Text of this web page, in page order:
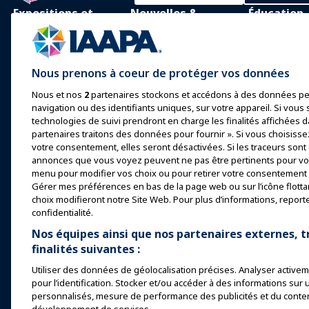
Expositions et
Événements
IAAPA Expo
Expo Europe
Expo Asie
Expo Moyen-Orient
Événements à venir
Parler lors d'une
exposition ou d'un
événement
un événement
Organiser un événement
Nouvelles &
Funworld
Fonctionnalités
Faites de la publicité avec
IAAPA
Numéros précédents
Écrire pour Funworld
Éducation
personne
Corps de
commun
Certification
Fondation
Explore
Nous prenons à coeur de protéger vos données
Nous et nos 2partenaires stockons et accédons à des données
navigation ou des identifiants uniques, sur votre appareil. Si vous
technologies de suivi prendront en charge les finalités affichées
partenaires traitons des données pour fournir ». Si vous
votre consentement, elles seront désactivées. Si les traceurs
annonces que vous voyez peuvent ne pas être pertinents pour
menu pour modifier vos choix ou pour retirer votre
Gérer mes préférences en bas de la page web ou sur l’icône
choix modifieront notre Site Web. Pour plus d’informations,
confidentialité.
Nos équipes ainsi que nos partenaires externes,
finalités suivantes :
Utiliser des données de géolocalisation précises. Analyser
pour l’identification. Stocker et/ou accéder à des informations sur
personnalisés, mesure de performance des publicités et du